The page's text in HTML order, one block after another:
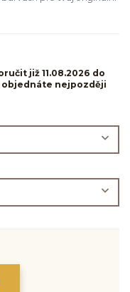
již 11.08.2026 do
objednáte nejpozději